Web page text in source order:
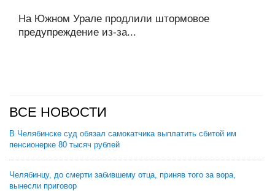
На Южном Урале продлили штормовое
предупреждение из-за...
ВСЕ НОВОСТИ
В Челябинске суд обязал самокатчика выплатить сбитой им
пенсионерке 80 тысяч рублей
Челябинцу, до смерти забившему отца, приняв того за вора,
вынесли приговор